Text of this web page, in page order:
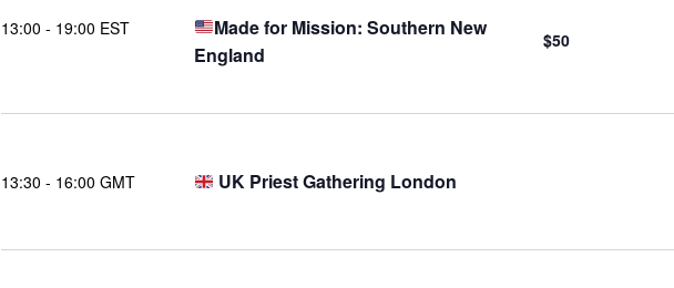
13:00 - 19:00 EST
Made for Mission: Southern New
England
$50
13:30 - 16:00 GMT UK Priest Gathering London